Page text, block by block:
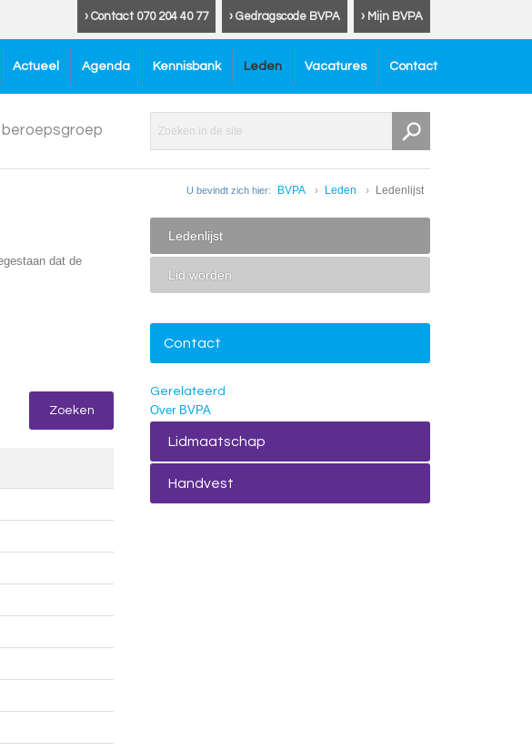
› Mijn BVPA
› Gedragscode BVPA
› Contact 070 204 40 77
Actueel Agenda Kennisbank Leden Vacatures Contact
beroepsgroep
U bevindt zich hier: BVPA Leden Ledenlijst
dat de
Ledenlijst
Lid worden
Contact
Gerelateerd
Over BVPA
Lidmaatschap
Handvest